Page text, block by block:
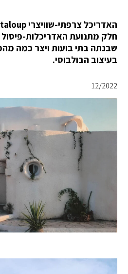
שבנתה בתי בועות ויצר כמה
בעיצוב הבולבוסי.
12/2022